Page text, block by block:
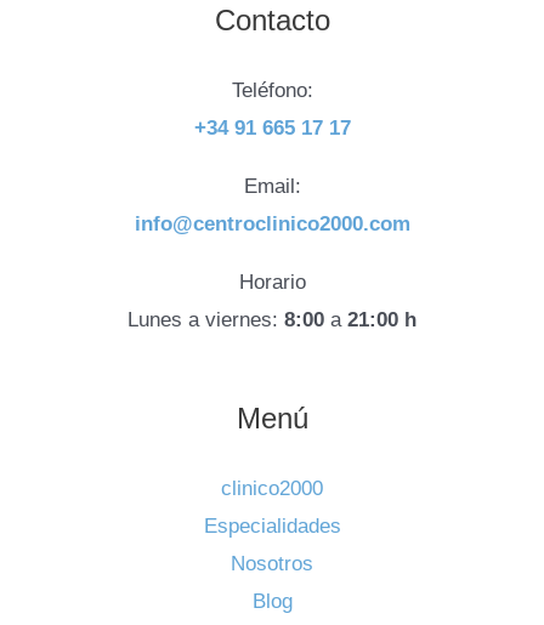
Contacto
Teléfono:
+34 91 665 17 17
Email:
info@centroclinico2000.com
Horario
Lunes a viernes: 8:00 a 21:00 h
Menú
clinico2000
Especialidades
Nosotros
Blog